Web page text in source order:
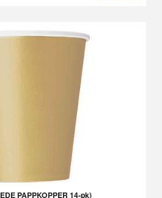
PAPPKOPPER 14-pk)